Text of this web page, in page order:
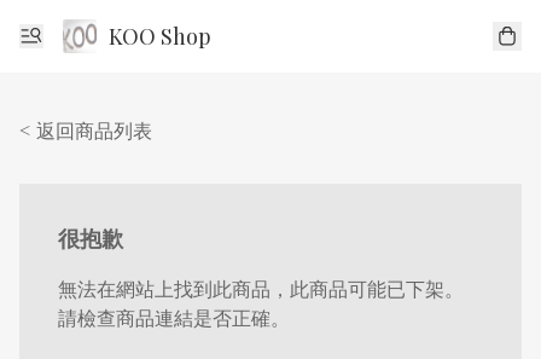
KOO Shop
< 返回商品列表
很抱歉
無法在網站上找到此商品，此商品可能已下架。
請檢查商品連結是否正確。